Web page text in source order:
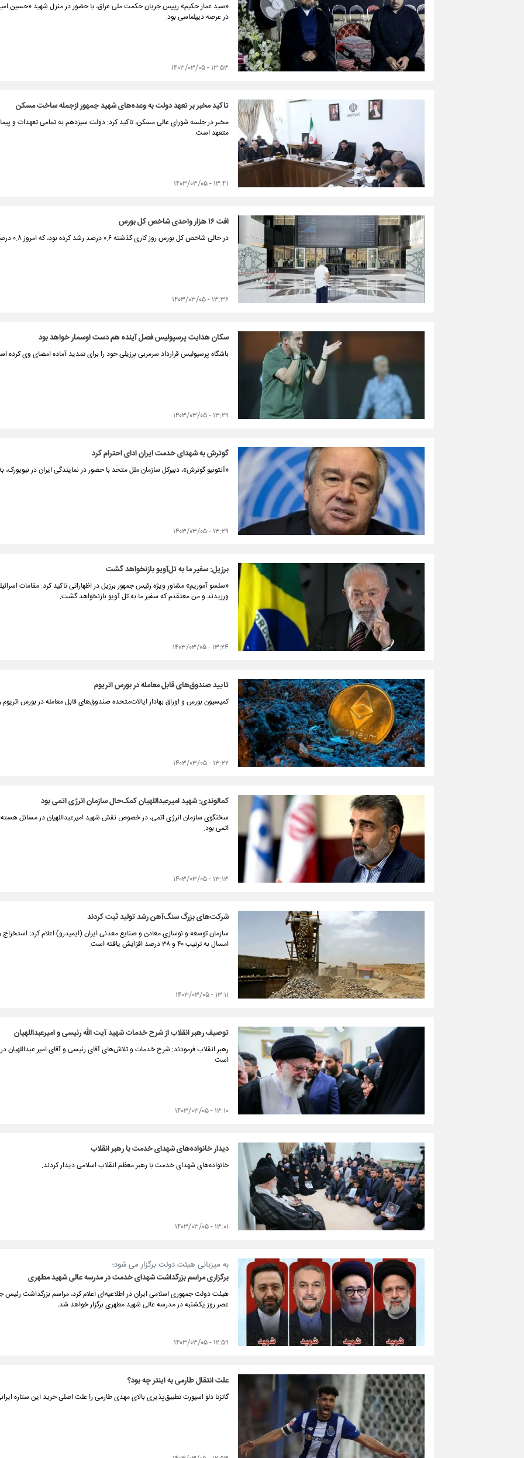
«سید عمار حکیم» رییس جریان حکمت ملی عراق، با حضور در منزل شهید «حسین
در عرصه دیپلماسی بود.
۱۳:۵۳ - ۱۴۰۳/۰۳/۰۵
تاکید مخبر بر تعهد دولت به وعده‌های شهید جمهور ازجمله ساخت مسکن
مخبر در جلسه شورای عالی مسکن، تاکید کرد: دولت سیزدهم به تمامی تعهدات و
متعهد است.
۱۳:۴۱ - ۱۴۰۳/۰۳/۰۵
افت ۱۶ هزار واحدی شاخص کل بورس
در حالی شاخص کل بورس روز کاری گذشته ۰.۶ درصد رشد کرده بود، که امروز ۰.۸ درصد افت کرد.
۱۳:۳۶ - ۱۴۰۳/۰۳/۰۵
سکان هدایت پرسپولیس فصل آینده هم دست اوسمار خواهد بود
باشگاه پرسپولیس قرارداد سرمربی برزیلی خود را برای تمدید آماده امضای وی کرده
۱۳:۲۹ - ۱۴۰۳/۰۳/۰۵
گوترش به شهدای خدمت ایران ادای احترام کرد
«آنتونیو گوترش»، دبیرکل سازمان ملل متحد با حضور در نمایندگی ایران در
۱۳:۲۹ - ۱۴۰۳/۰۳/۰۵
برزیل: سفیر ما به تل‌آویو بازنخواهد گشت
«سلسو آموریم» مشاور ویژه رئیس جمهور برزیل در اظهاراتی تاکید کرد: مقامات
ورزیدند و من معتقدم که سفیر ما به تل آویو بازنخواهد گشت.
۱۳:۲۴ - ۱۴۰۳/۰۳/۰۵
تایید صندوق‌های قابل معامله در بورس اتریوم
کمیسیون بورس و اوراق بهادار ایالات‌متحده صندوق‌های قابل معامله در بورس اتریوم
۱۳:۲۲ - ۱۴۰۳/۰۳/۰۵
کمالوندی: شهید امیرعبداللهیان کمک‌حال سازمان انرژی اتمی بود
سخنگوی سازمان انرژی اتمی، در خصوص نقش شهید امیرعبداللهیان در مسائل
اتمی بود.
۱۳:۱۳ - ۱۴۰۳/۰۳/۰۵
شرکت‌های بزرگ سنگ‌آهن رشد تولید ثبت کردند
سازمان توسعه و نوسازی معادن و صنایع معدنی ایران (ایمیدرو) اعلام کرد:
امسال به ترتیب ۴۰ و ۳۸ درصد افزایش یافته است.
۱۳:۱۱ - ۱۴۰۳/۰۳/۰۵
توصیف رهبر انقلاب از شرح خدمات شهید آیت الله رئیسی و امیرعبداللهیان
رهبر انقلاب فرمودند: شرح خدمات و تلاش‌های آقای رئیسی و آقای امیر
است.
۱۳:۱۰ - ۱۴۰۳/۰۳/۰۵
دیدار خانواده‌های شهدای خدمت با رهبر انقلاب
خانواده‌های شهدای خدمت با رهبر معظم انقلاب اسلامی دیدار کردند.
۱۳:۰۱ - ۱۴۰۳/۰۳/۰۵
به میزبانی هیئت دولت برگزار می شود؛
برگزاری مراسم بزرگداشت شهدای خدمت در مدرسه عالی شهید مطهری
هیئت دولت جمهوری اسلامی ایران در اطلاعیه‌ای اعلام کرد، مراسم بزرگداشت
عصر روز یکشنبه در مدرسه عالی شهید مطهری برگزار خواهد شد.
۱۲:۵۹ - ۱۴۰۳/۰۳/۰۵
علت انتقال طارمی به اینتر چه بود؟
گاتزتا دلو اسپورت تطبیق‌پذیری بالای مهدی طارمی را علت اصلی خرید این ستاره